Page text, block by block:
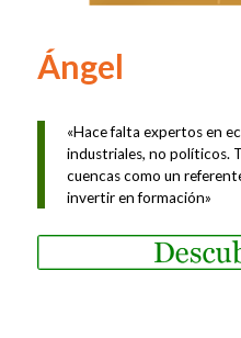
Ángel
«Hace falta expertos en
industriales, no políticos.
cuencas como un
invertir en formación»